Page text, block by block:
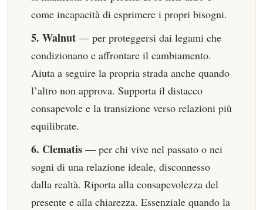
come incapacità di esprimere i propri bisogni.
5. Walnut — per proteggersi dai legami che
condizionano e affrontare il cambiamento.
Aiuta a seguire la propria strada anche quando
l’altro non approva. Supporta il distacco
consapevole e la transizione verso relazioni più
equilibrate.
6. Clematis — per chi vive nel passato o nei
sogni di una relazione ideale, disconnesso
dalla realtà. Riporta alla consapevolezza del
presente e alla chiarezza. Essenziale quando la